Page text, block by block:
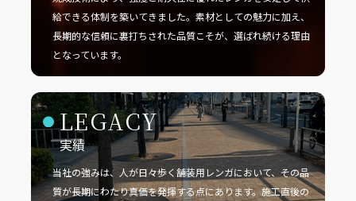
給できる体制を築いてきました。素材としての魅力に加え、
長期的な信頼に裏打ちされた品質こそが、選ばれ続ける理由
となっています。
LEGACY
実績
当社の強みは、人が日々歩く舗装用レンガにおいて、その品
質が長期にわたり真価を発揮する点にあります。施工直後の